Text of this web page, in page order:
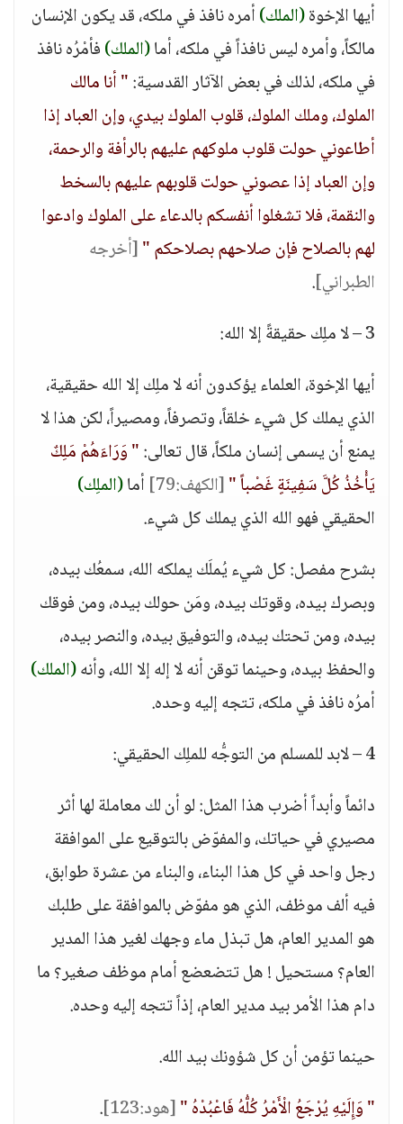
أيها الإخوة(الملك)أمره نافذ في ملكه، قد يكون الإنسان
مالكاً، وأمره ليس نافذاً في ملكه، أما(الملك)فأمْرُه نافذ
في ملكه، لذلك في بعض الآثار القدسية:" أنا مالك
الملوك، وملك الملوك، قلوب الملوك بيدي، وإن العباد إذا
أطاعوني حولت قلوب ملوكهم عليهم بالرأفة والرحمة،
وإن العباد إذا عصوني حولت قلوبهم عليهم بالسخط
والنقمة، فلا تشغلوا أنفسكم بالدعاء على الملوك وادعوا
لهم بالصلاح فإن صلاحهم بصلاحكم "[أخرجه
الطبراني].
3 – لا ملِك حقيقةً إلا الله:
أيها الإخوة، العلماء يؤكدون أنه لا ملِك إلا الله حقيقية،
الذي يملك كل شيء خلقاً، وتصرفاً، ومصيراً، لكن هذا لا
يمنع أن يسمى إنسان ملكاً، قال تعالى:" وَرَاءَهُمْ مَلِكٌ
يَأْخُذُ كُلَّ سَفِينَةٍ غَصْباً "[الكهف:79] أما(الملِك)
الحقيقي فهو الله الذي يملك كل شيء.
بشرح مفصل: كل شيء يُملَك يملكه الله، سمعُك بيده،
وبصرك بيده، وقوتك بيده، ومَن حولك بيده، ومن فوقك
بيده، ومن تحتك بيده، والتوفيق بيده، والنصر بيده،
والحفظ بيده، وحينما توقن أنه لا إله إلا الله، وأنه(الملك)
أمرُه نافذ في ملكه، تتجه إليه وحده.
4 – لابد للمسلم من التوجُّه للملِك الحقيقي:
دائماً وأبداً أضرب هذا المثل: لو أن لك معاملة لها أثر
مصيري في حياتك، والمفوّض بالتوقيع على الموافقة
رجل واحد في كل هذا البناء، والبناء من عشرة طوابق،
فيه ألف موظف، الذي هو مفوّض بالموافقة على طلبك
هو المدير العام، هل تبذل ماء وجهك لغير هذا المدير
العام؟ مستحيل ! هل تتضعضع أمام موظف صغير؟ ما
دام هذا الأمر بيد مدير العام، إذاً تتجه إليه وحده.
حينما تؤمن أن كل شؤونك بيد الله.
" وَإِلَيْهِ يُرْجَعُ الْأَمْرُ كُلُّهُ فَاعْبُدْهُ "[هود:123] .